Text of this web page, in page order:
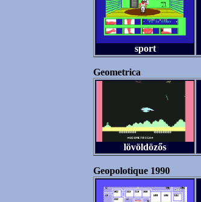
sport
Geometrica
lövöldözős
Geopolotique 1990